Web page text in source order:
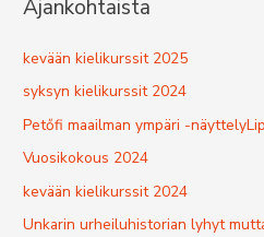
Ajankohtaista
kevään kielikurssit 2025
syksyn kielikurssit 2024
Petőfi maailman ympäri -
Vuosikokous 2024
kevään kielikurssit 2024
Unkarin urheiluhistorian lyhyt